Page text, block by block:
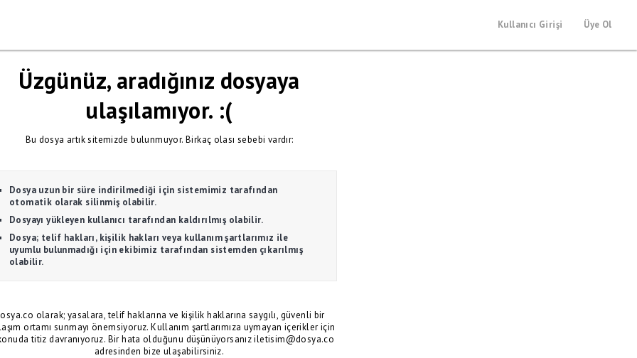
Kullanıcı Girişi Üye Ol
Üzgünüz, aradığınız dosyaya
ulaşılamıyor. :(
Bu dosya artık sitemizde bulunmuyor. Birkaç olası sebebi vardır:
Dosya uzun bir süre indirilmediği için sistemimiz tarafından
otomatik olarak silinmiş olabilir.
Dosyayı yükleyen kullanıcı tarafından kaldırılmış olabilir.
Dosya; telif hakları, kişilik hakları veya kullanım şartlarımız ile
uyumlu bulunmadığı için ekibimiz tarafından sistemden çıkarılmış
olabilir.
olarak; yasalara, telif haklarına ve kişilik haklarına saygılı, güvenli bir
ortamı sunmayı önemsiyoruz. Kullanım şartlarımıza uymayan içerikler için
titiz davranıyoruz. Bir hata olduğunu düşünüyorsanız iletisim@dosya.co
adresinden bize ulaşabilirsiniz.